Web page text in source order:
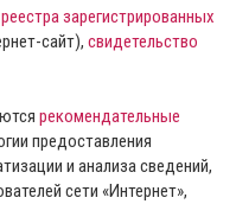
зарегистрированных
сайт), свидетельство
рекомендательные
предоставления
и анализа сведений,
сети «Интернет»,